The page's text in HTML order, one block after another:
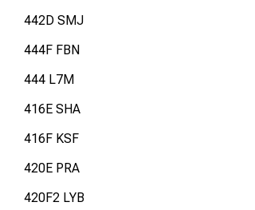
442D SMJ
444F FBN
444 L7M
416E SHA
416F KSF
420E PRA
420F2 LYB